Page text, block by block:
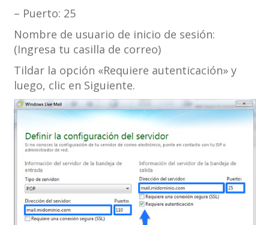
– Puerto: 25
Nombre de usuario de inicio de sesión:
(Ingresa tu casilla de correo)
Tildar la opción «Requiere autenticación» y
luego, clic en Siguiente.